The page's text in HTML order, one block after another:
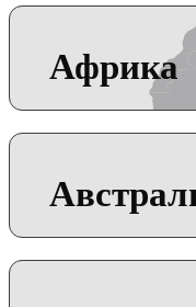
Африка